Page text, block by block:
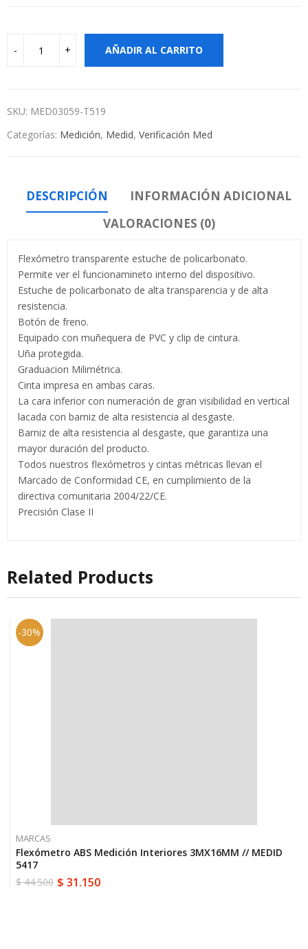
AÑADIR AL CARRITO
SKU: MED03059-T519
Categorías: Medición, Medid, Verificación Med
DESCRIPCIÓN
INFORMACIÓN ADICIONAL
VALORACIONES (0)
Flexómetro transparente estuche de policarbonato.
Permite ver el funcionamineto interno del dispositivo.
Estuche de policarbonato de alta transparencia y de alta
resistencia.
Botón de freno.
Equipado con muñequera de PVC y clip de cintura.
Uña protegida.
Graduacion Milimétrica.
Cinta impresa en ambas caras.
La cara inferior con numeración de gran visibilidad en vertical
lacada con barniz de alta resistencia al desgaste.
Barniz de alta resistencia al desgaste, que garantiza una
mayor duración del producto.
Todos nuestros flexómetros y cintas métricas llevan el
Marcado de Conformidad CE, en cumplimiento de la
directiva comunitaria 2004/22/CE.
Precisión Clase II
Related Products
-30%
MARCAS
Flexómetro ABS Medición Interiores 3MX16MM // MEDID
5417
$44.500
El $ 31.150
El